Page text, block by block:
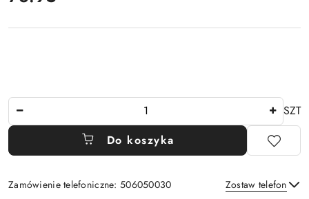
SZT
Do koszyka
Zamówienie telefoniczne: 506050030 Zostaw telefon